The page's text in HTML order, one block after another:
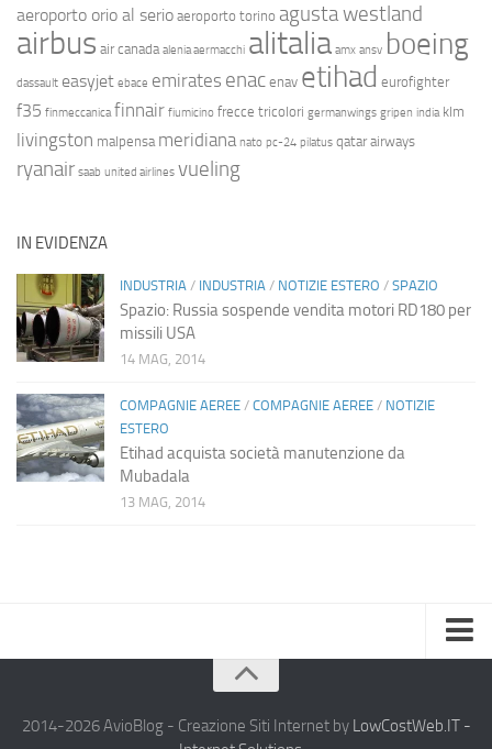
aeroporto orio al serio aeroporto torino agusta westland
airbus air canada alenia aermacchi alitalia amx ansv boeing
dassault easyjet ebace emirates enac enav etihad eurofighter
f35 finmeccanica finnair fiumicino frecce tricolori germanwings gripen india klm
livingston malpensa meridiana nato pc-24 pilatus qatar airways
ryanair saab united airlines vueling
IN EVIDENZA
INDUSTRIA / INDUSTRIA / NOTIZIE ESTERO / SPAZIO
Spazio: Russia sospende vendita motori RD180 per
missili USA
14 MAG, 2014
COMPAGNIE AEREE / COMPAGNIE AEREE / NOTIZIE
ESTERO
Etihad acquista società manutenzione da
Mubadala
13 MAG, 2014
Chi Siamo
2014-2026 AvioBlog - Creazione Siti Internet by LowCostWeb.IT -